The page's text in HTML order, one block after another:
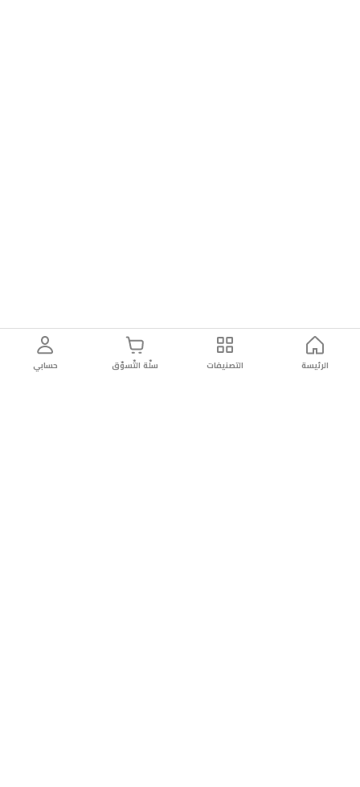
الرئيسة التصنيفات سلّة التّسوّق حسابي